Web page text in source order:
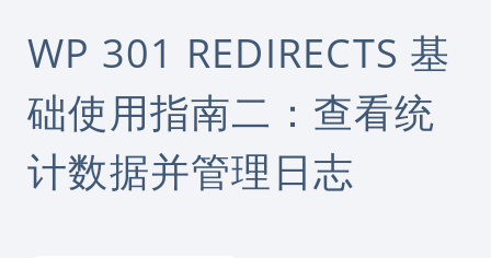
WP 301 REDIRECTS 基
础使用指南二：查看统
计数据并管理日志